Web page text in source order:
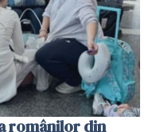
românilor din